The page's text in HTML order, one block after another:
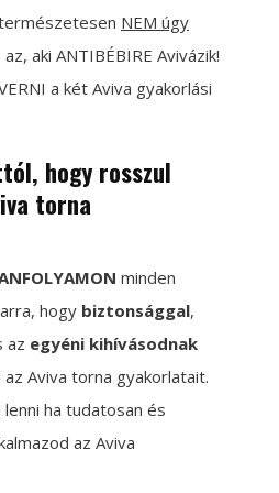
NEM úgy
aki ANTIBÉBIRE Avivázik!
a két Aviva gyakorlási
hogy rosszul
torna
minden
hogy biztonsággal,
az egyéni kihívásodnak
Aviva torna gyakorlatait.
ha tudatosan és
az Aviva